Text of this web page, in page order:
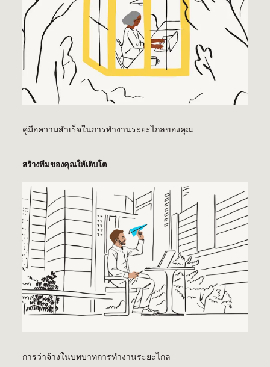
คู่มือความสำเร็จในการทำงานระยะไกลของคุณ
สร้างทีมของคุณให้เติบโต
การว่าจ้างในบทบาทการทำงานระยะไกล